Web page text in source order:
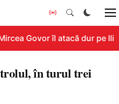
Govor îl atacă dur pe
în turul trei